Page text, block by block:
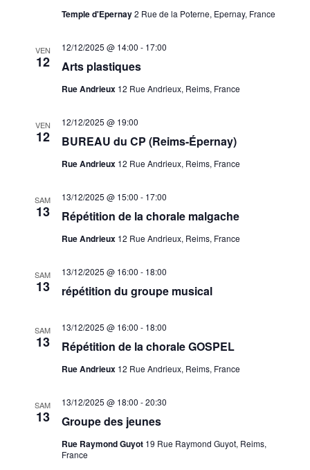
Temple d'Epernay2 Rue de la Poterne, Epernay, France
VEN
12 Arts plastiques
12/12/2025 @ 14:00 - 17:00
Rue Andrieux 12 Rue Andrieux, Reims, France
VEN
12 BUREAU du CP (Reims-Épernay)
12/12/2025 @ 19:00
Rue Andrieux 12 Rue Andrieux, Reims, France
SAM
13 Répétition de la chorale malgache
13/12/2025 @ 15:00 - 17:00
Rue Andrieux 12 Rue Andrieux, Reims, France
SAM
13 répétition du groupe musical
13/12/2025 @ 16:00 - 18:00
SAM
13 Répétition de la chorale GOSPEL
13/12/2025 @ 16:00 - 18:00
Rue Andrieux 12 Rue Andrieux, Reims, France
SAM
13 Groupe des jeunes
13/12/2025 @ 18:00 -20:30
Rue Raymond Guyot 19 Rue Raymond Guyot, Reims,
France